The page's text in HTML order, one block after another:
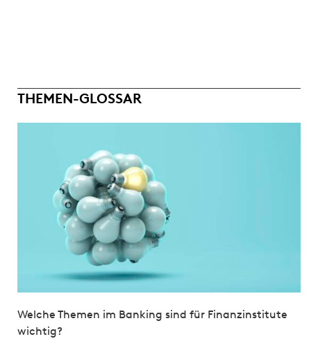
THEMEN-GLOSSAR
Welche Themen im Banking sind für Finanzinstitute
wichtig?